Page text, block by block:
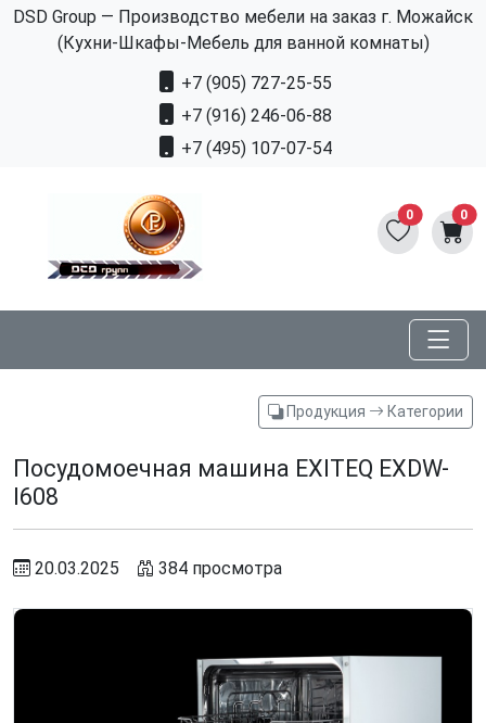
DSD Group — Производство мебели на заказ г. Можайск
(Кухни-Шкафы-Мебель для ванной комнаты)
+7 (905) 727-25-55
+7 (916) 246-06-88
+7 (495) 107-07-54
0 0
Продукция Категории
Посудомоечная машина EXITEQ EXDW-
I608
20.03.2025 384 просмотра